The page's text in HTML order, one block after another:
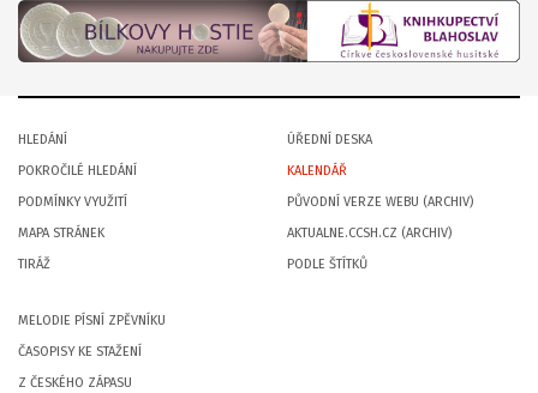
HLEDÁNÍ
POKROČILÉ HLEDÁNÍ
PODMÍNKY VYUŽITÍ
MAPA STRÁNEK
TIRÁŽ
ÚŘEDNÍ DESKA
KALENDÁŘ
PŮVODNÍ VERZE WEBU (ARCHIV)
AKTUALNE.CCSH.CZ (ARCHIV)
PODLE ŠTÍTKŮ
MELODIE PÍSNÍ ZPĚVNÍKU
ČASOPISY KE STAŽENÍ
Z ČESKÉHO ZÁPASU